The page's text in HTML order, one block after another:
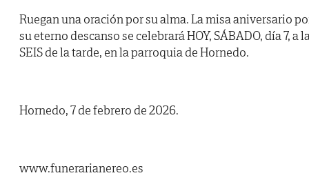
Ruegan una oración por su alma. La misa aniversario
su eterno descanso se celebrará HOY, SÁBADO, día 7, a
SEIS de la tarde, en la parroquia de Hornedo.
Hornedo, 7 de febrero de 2026.
www.funerarianereo.es